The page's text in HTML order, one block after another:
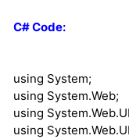
C# Code:
using System;
using System.Web;
using
using